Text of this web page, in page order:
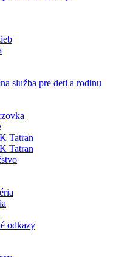
služba pre deti a rodinu
Tatran
Tatran
odkazy